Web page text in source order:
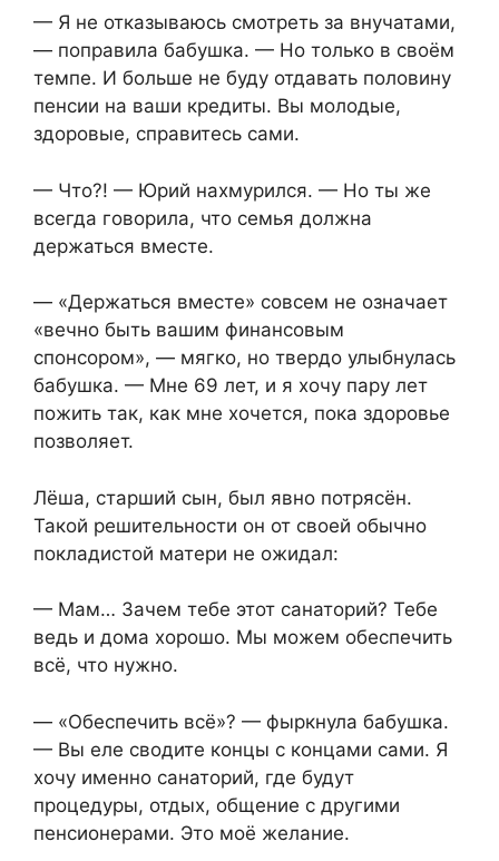
— Я не отказываюсь смотреть за внучатами,
— поправила бабушка. — Но только в своём
темпе. И больше не буду отдавать половину
пенсии на ваши кредиты. Вы молодые,
здоровые, справитесь сами.
— Что?! — Юрий нахмурился. — Но ты же
всегда говорила, что семья должна
держаться вместе.
— «Держаться вместе» совсем не означает
«вечно быть вашим финансовым
спонсором», — мягко, но твердо улыбнулась
бабушка. — Мне 69 лет, и я хочу пару лет
пожить так, как мне хочется, пока здоровье
позволяет.
Лёша, старший сын, был явно потрясён.
Такой решительности он от своей обычно
покладистой матери не ожидал:
— Мам… Зачем тебе этот санаторий? Тебе
ведь и дома хорошо. Мы можем обеспечить
всё, что нужно.
— «Обеспечить всё»? — фыркнула бабушка.
— Вы еле сводите концы с концами сами. Я
хочу именно санаторий, где будут
процедуры, отдых, общение с другими
пенсионерами. Это моё желание.